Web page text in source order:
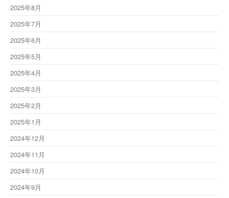
2025年8月
2025年7月
2025年6月
2025年5月
2025年4月
2025年3月
2025年2月
2025年1月
2024年12月
2024年11月
2024年10月
2024年9月